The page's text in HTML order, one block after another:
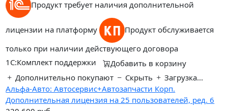
Продукт требует наличия дополнительной
лицензии на платформу
Продукт обслуживается
только при наличии действующего договора
1С:Комплект поддержки
Добавить в корзину
Дополнительно покупают
Скрыть
Загрузка...
Альфа-Авто: Автосервис+Автозапчасти Корп.
Дополнительная лицензия на 25 пользователей, ред. 6